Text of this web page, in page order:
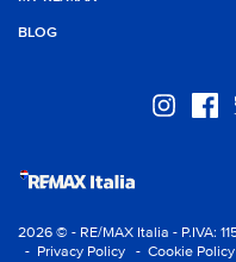
BLOG
2026 © - RE/MAX Italia - P.IVA:
- Privacy Policy
- Cookie Policy